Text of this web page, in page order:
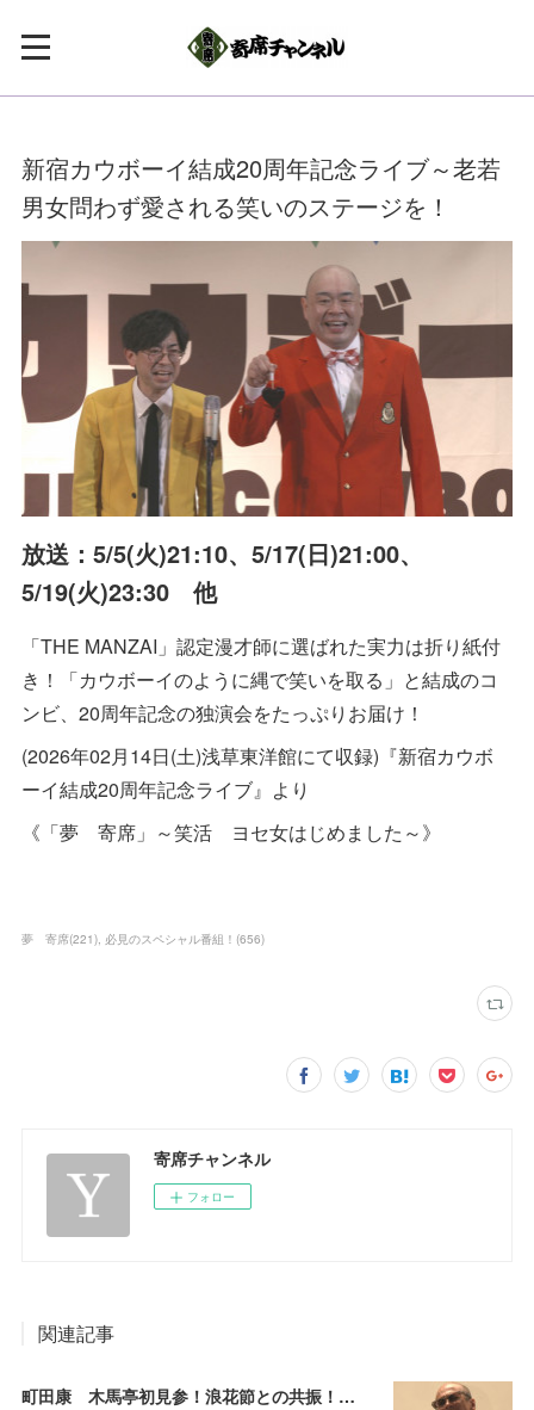
新宿カウボーイ結成20周年記念ライブ～老若
男女問わず愛される笑いのステージを！
放送：5/5(火)21:10、5/17(日)21:00、
5/19(火)23:30 他
「THE MANZAI」認定漫才師に選ばれた実力は折り紙付
き！「カウボーイのように縄で笑いを取る」と結成のコ
ンビ、20周年記念の独演会をたっぷりお届け！
(2026年02月14日(土)浅草東洋館にて収録)『新宿カウボ
ーイ結成20周年記念ライブ』より
《「夢 寄席」～笑活 ヨセ女はじめました～》
夢 寄席(221) 必見のスペシャル番組！ (656)
寄席チャンネル
フォロー
関連記事
町田康 木馬亭初見参！浪花節との共振！～マチダ地蔵尊 他